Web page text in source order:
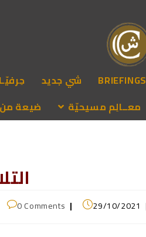
BRIEFINGS شي جديد
معــالِم مسيحيّة ضيعة من
29/10/2021
0 Comments